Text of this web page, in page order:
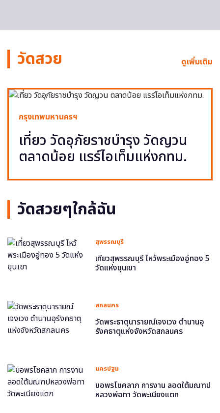
วัดสวย ดูเพิ่มเติม
กรุงเทพมหานครฯ
เที่ยว วัดอุภัยราชบำรุง วัดญวน
ตลาดน้อย แรร์ไอเท็มแห่งกทม.
วัดสวยๆใกล้ฉัน
สุพรรณบุรี
เที่ยวสุพรรณบุรี ไหว้พระเมืองอู่ทอง 5
วัดแห่งขุนเขา
สกลนคร
วัดพระธาตุนารายณ์เจงเวง ตำนานอุ
รังคธาตุแห่งจังหวัดสกลนคร
นครปฐม
ขอพรโชคลาภ การงาน ลอดใต้มณฑป
หลวงพ่อทา วัดพะเนียงแตก